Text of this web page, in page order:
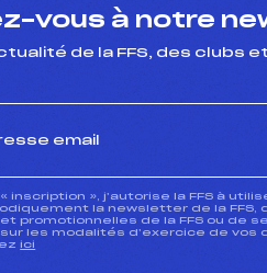
vous à notre
de la FFS, des clubs
inscription », j’autorise la FFS à
la newsletter de la
promotionnelles de la FFS ou de
sur les modalités d’exercice de vos
ici